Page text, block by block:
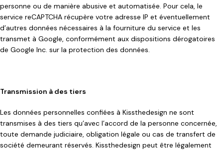
personne ou de manière abusive et automatisée. Pour cela, le
service reCAPTCHA récupère votre adresse IP et éventuellement
d’autres données nécessaires à la fourniture du service et les
transmet à Google, conformément aux dispositions dérogatoires
de Google Inc. sur la protection des données.
Transmission à des tiers
Les données personnelles confiées à Kissthedesign ne sont
transmises à des tiers qu’avec l’accord de la personne concernée,
toute demande judiciaire, obligation légale ou cas de transfert de
société demeurant réservés. Kissthedesign peut être légalement